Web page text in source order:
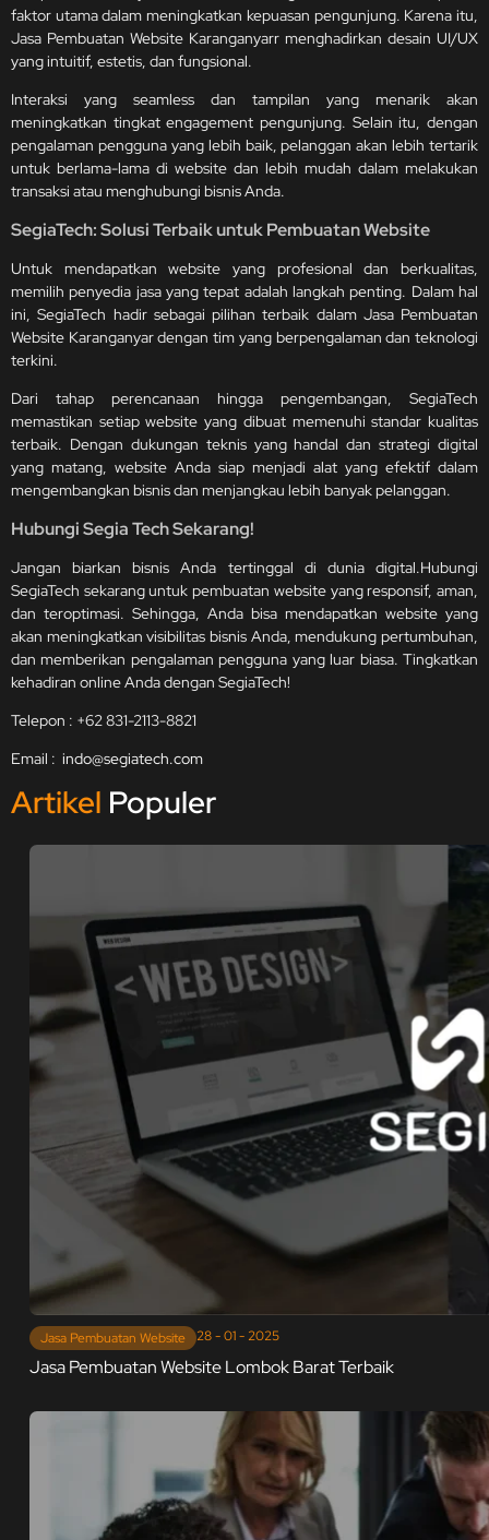
faktor utama dalam meningkatkan kepuasan pengunjung. Karena itu,
Jasa Pembuatan Website Karanganyarr menghadirkan desain UI/UX
yang intuitif, estetis, dan fungsional.
Interaksi yang seamless dan tampilan yang menarik akan
meningkatkan tingkat engagement pengunjung. Selain itu, dengan
pengalaman pengguna yang lebih baik, pelanggan akan lebih tertarik
untuk berlama-lama di website dan lebih mudah dalam melakukan
transaksi atau menghubungi bisnis Anda.
SegiaTech: Solusi Terbaik untuk Pembuatan Website
Untuk mendapatkan website yang profesional dan berkualitas,
memilih penyedia jasa yang tepat adalah langkah penting. Dalam hal
ini, SegiaTech hadir sebagai pilihan terbaik dalam Jasa Pembuatan
Website Karanganyar dengan tim yang berpengalaman dan teknologi
terkini.
Dari tahap perencanaan hingga pengembangan, SegiaTech
memastikan setiap website yang dibuat memenuhi standar kualitas
terbaik. Dengan dukungan teknis yang handal dan strategi digital
yang matang, website Anda siap menjadi alat yang efektif dalam
mengembangkan bisnis dan menjangkau lebih banyak pelanggan.
Hubungi Segia Tech Sekarang!
Jangan biarkan bisnis Anda tertinggal di dunia digital.Hubungi
SegiaTech sekarang untuk pembuatan website yang responsif, aman,
dan teroptimasi. Sehingga, Anda bisa mendapatkan website yang
akan meningkatkan visibilitas bisnis Anda, mendukung pertumbuhan,
dan memberikan pengalaman pengguna yang luar biasa. Tingkatkan
kehadiran online Anda dengan SegiaTech!
Telepon : +62 831-2113-8821
Email : indo@segiatech.com
Artikel Populer
Jasa Pembuatan Website 28 - 01 - 2025
Jasa Pembuatan Website Lombok Barat Terbaik